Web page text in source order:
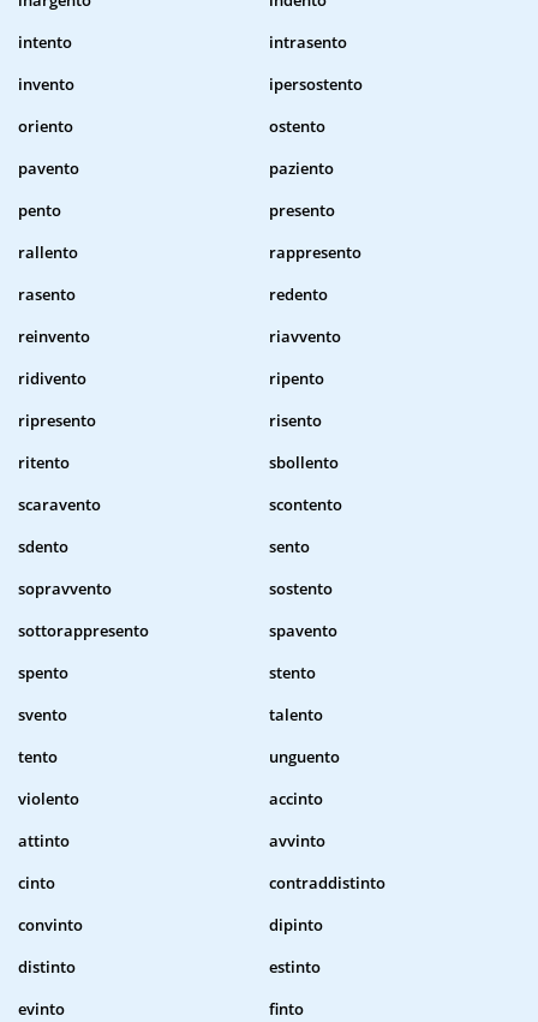
intento
intrasento
invento
ipersostento
oriento
ostento
pavento
paziento
pento
presento
rallento
rappresento
rasento
redento
reinvento
riavvento
ridivento
ripento
ripresento
risento
ritento
sbollento
scaravento
scontento
sdento
sento
sopravvento
sostento
sottorappresento
spavento
spento
stento
svento
talento
tento
unguento
violento
accinto
attinto
avvinto
cinto
contraddistinto
convinto
dipinto
distinto
estinto
evinto
finto